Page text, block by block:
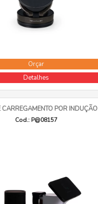
Orçar
Detalhes
CARREGAMENTO POR INDUÇÃO
Cod.: P@08157